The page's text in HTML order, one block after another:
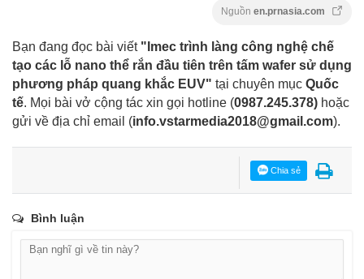
Nguồn en.prnasia.com
Bạn đang đọc bài viết "Imec trình làng công nghệ chế
tạo các lỗ nano thể rắn đầu tiên trên tấm wafer sử dụng
phương pháp quang khắc EUV" tại chuyên mục Quốc
tế. Mọi bài vở cộng tác xin gọi hotline (0987.245.378) hoặc
gửi về địa chỉ email (info.vstarmedia2018@gmail.com).
Chia sẻ
Bình luận